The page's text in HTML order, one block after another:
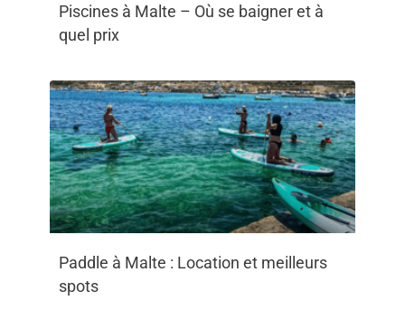
Piscines à Malte – Où se baigner et à
quel prix
Paddle à Malte : Location et meilleurs
spots